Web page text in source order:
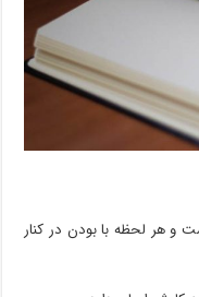
و هر لحظه با بودن در کنار